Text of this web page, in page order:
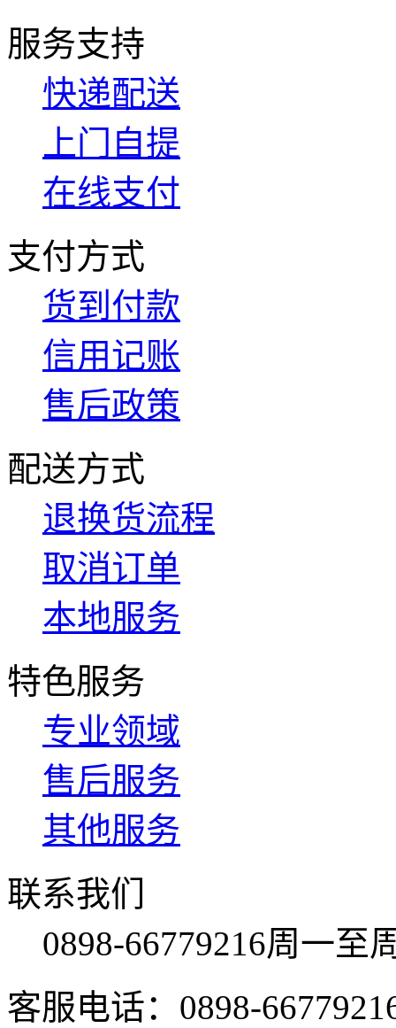
服务支持
快递配送
上门自提
在线支付
支付方式
货到付款
信用记账
售后政策
配送方式
退换货流程
取消订单
本地服务
特色服务
专业领域
售后服务
其他服务
联系我们
0898-66779216周一至
客服电话：0898-